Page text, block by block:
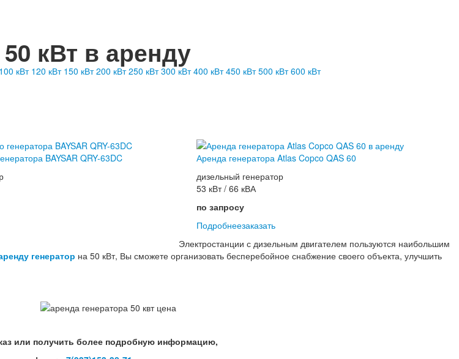
кВт в аренду
100 кВт 120 кВт 150 кВт 200 кВт 250 кВт 300 кВт 400 кВт 450 кВт 500 кВт 600 кВт
BAYSAR QRY-63DC
Аренда генератора Atlas Copco QAS 60
дизельный генератор
53 кВт / 66 кВА
по запросу
Подробнеезаказать
Электростанции с дизельным двигателем пользуются наибольшим
генератор на 50 кВт, Вы сможете организовать бесперебойное снабжение своего объекта, улучшить
или получить более подробную информацию,